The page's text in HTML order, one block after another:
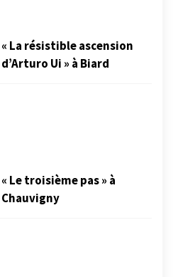
« La résistible ascension
d’Arturo Ui » à Biard
« Le troisième pas » à
Chauvigny